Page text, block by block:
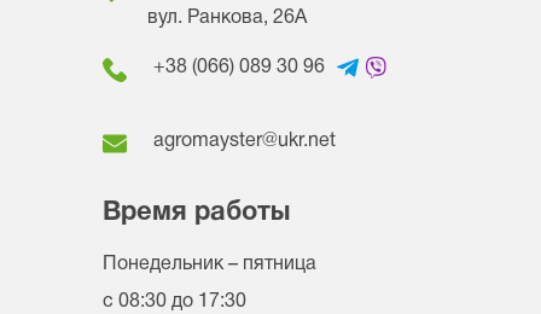
вул. Ранкова, 26A
+38 (066) 089 30 96
agromayster@ukr.net
Время работы
Понедельник – пятница
с 08:30 до 17:30